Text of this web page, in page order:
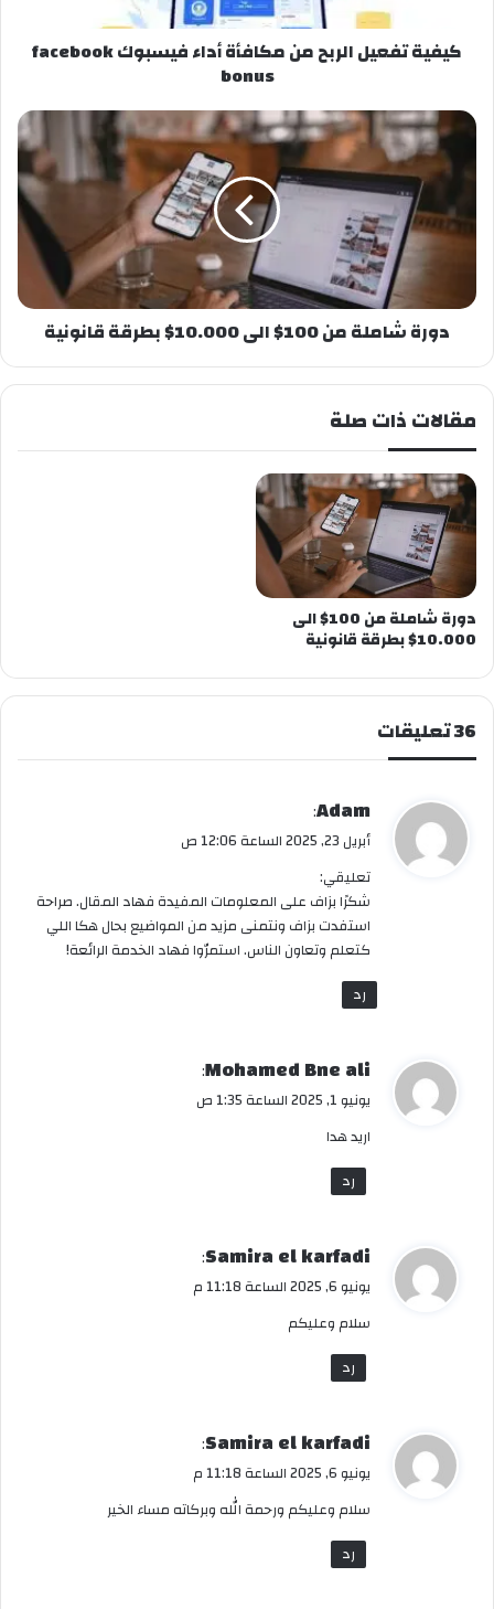
كيفية تفعيل الربح من مكافأة أداء فيسبوك facebook
bonus
دورة
شاملة
من
الى
10.000$
دورة شاملة من 100$ الى 10.000$ بطرقة قانونية
مقالات ذات صلة
دورة شاملة من 100$ الى
10.000$ بطرقة قانونية
‫36 تعليقات
ي
ق
و
ل
Adam
:
أبريل 23, 2025 الساعة 12:06 ص
تعليقي:
شكرًا بزاف على المعلومات المفيدة فهاد المقال. صراحة
استفدت بزاف ونتمنى مزيد من المواضيع بحال هكا اللي
كتعلم وتعاون الناس. استمرّوا فهاد الخدمة الرائعة!
رد
ي
و
ل
Mohamed Bne ali
:
يونيو 1, 2025 الساعة 1:35 ص
اريد هدا
رد
ي
و
ل
Samira el karfadi
:
يونيو 6, 2025 الساعة 11:18 م
سلام وعليكم
رد
ي
و
ل
Samira el karfadi
:
يونيو 6, 2025 الساعة 11:18 م
سلام وعليكم ورحمة الله وبركاته مساء الخير
رد